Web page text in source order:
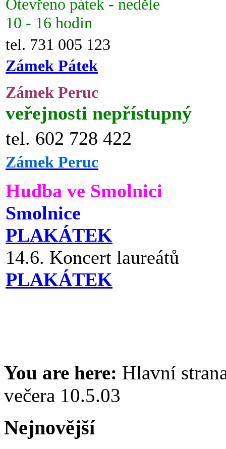
Otevřeno pátek - neděle
10 - 16 hodin
tel. 731 005 123
Zámek Pátek
Zámek Peruc
veřejnosti nepřístupný
tel. 602 728 422
Zámek Peruc
Hudba ve Smolnici
Smolnice
PLAKÁTEK
14.6. Koncert laureátů
PLAKÁTEK
You are here: Hlavní
večera 10.5.03
Nejnovější